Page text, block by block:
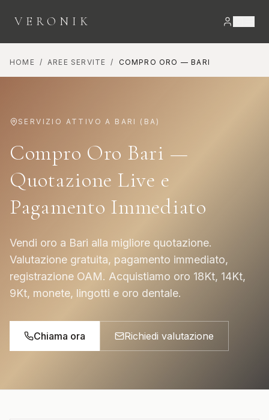
VERONIK
HOME / AREE SERVITE / COMPRO ORO —BARI
SERVIZIO ATTIVO A BARI ( BA)
Compro Oro Bari —
Quotazione Live e
Pagamento Immediato
Vendi oro a Bari alla migliore quotazione.
Valutazione gratuita, pagamento immediato,
registrazione OAM. Acquistiamo oro 18Kt, 14Kt,
9Kt, monete, lingotti e oro dentale.
Chiama ora Richiedi valutazione